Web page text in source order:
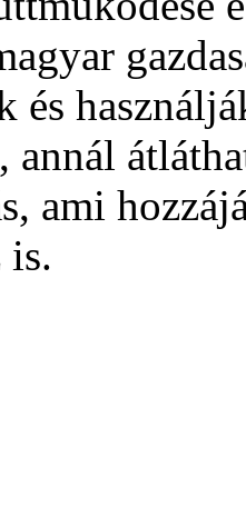
és
annál
ami
is.